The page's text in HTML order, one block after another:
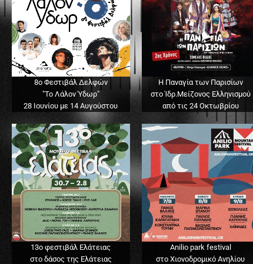
8ο Φεστιβάλ Δελφών
"Το Λάλον Ύδωρ"
28 Ιουνίου με 14 Αυγούστου
Η Παναγία των Παρισίων
στο Ίδρ.Μείζονος Ελληνισμού
από τις 24 Οκτωβρίου
13o φεστιβάλ Ελάτειας
στο δάσος της Ελάτειας
Anilio park festival
στο Χιονοδρομικό Ανηλίου